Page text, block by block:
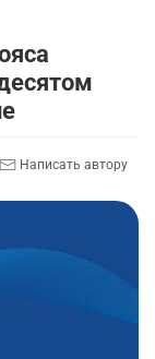
Написать автору